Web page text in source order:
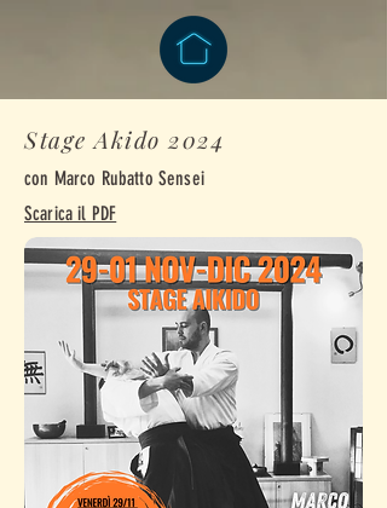
Stage Akido 2024
con Marco Rubatto Sensei
Scarica il PDF